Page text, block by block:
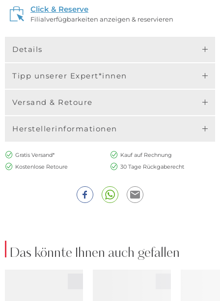
Click & Reserve
Filialverfügbarkeiten anzeigen & reservieren
Details
Tipp unserer Expert*innen
Versand & Retoure
Herstellerinformationen
Gratis Versand*
Kauf auf Rechnung
Kostenlose Retoure
30 Tage Rückgaberecht
Das könnte Ihnen auch gefallen